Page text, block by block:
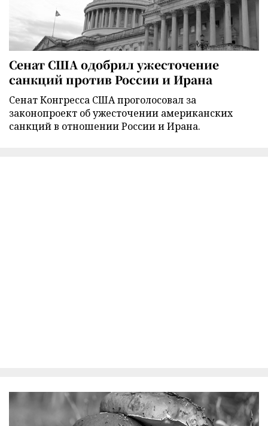
Сенат США одобрил ужесточение
санкций против России и Ирана
Сенат Конгресса США проголосовал за
законопроект об ужесточении американских
санкций в отношении России и Ирана.